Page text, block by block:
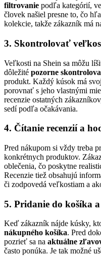
filtrovanie podľa kategórií,
človek našiel presne to, čo
kolekcie, takže zákazník má
3. Skontrolovať
Veľkosti na Shein sa môžu
dôležité pozorne
produkt. Každý kúsok má
porovnať s jeho vlastnými
recenzie ostatných
sedí podľa očakávania.
4. Čítanie recenzií a
Pred nákupom si vždy treba
konkrétnych produktov.
oblečenia, čo poskytne
Recenzie tiež obsahujú
či zodpovedá veľkostiam a
5. Pridanie do košíka
Keď zákazník nájde kúsky,
nákupného košíka. Pred
pozrieť sa na aktuálne
často ponúka. Je tak možné